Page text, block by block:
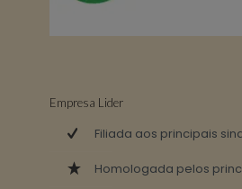
Empresa Lider
Filiada aos principais
Homologada pelos